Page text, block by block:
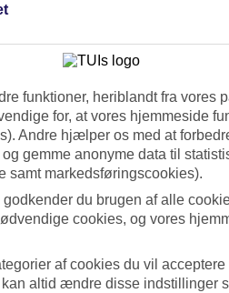
funktioner, heriblandt fra vores
for, at vores hjemmeside
Andre hjælper os med at
gemme anonyme data til
samt markedsføringscookies).
du brugen af alle
cookies, og vores
af cookies du vil
altid ændre disse indstillinger